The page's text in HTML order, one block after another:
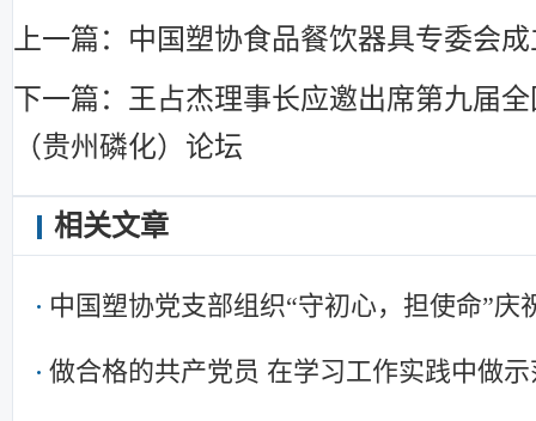
上一篇：中国塑协食品餐饮器具专委会
下一篇：王占杰理事长应邀出席第九届
（贵州磷化）论坛
相关文章
中国塑协党支部组织“守初心，担使命”庆
暨集中学习
做合格的共产党员 在学习工作实践中做